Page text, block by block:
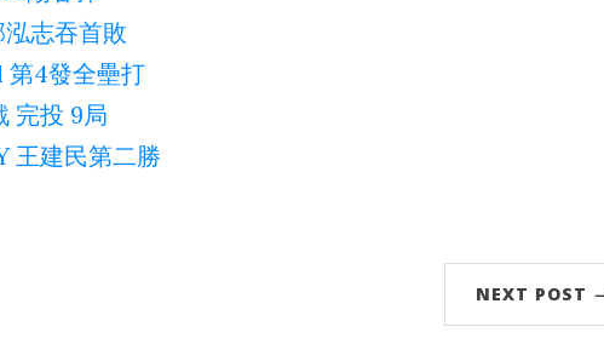
志吞首敗
4發全壘打
完投 9局
王建民第二勝
NEXT POST